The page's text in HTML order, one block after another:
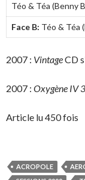
Téo & Téa (Benny
Face B: Téo & Téa
2007 : VintageCD
2007 : Oxygène IV
Article lu 450 fois
ACROPOLE